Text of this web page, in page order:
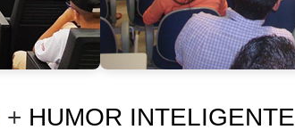
+ HUMOR INTELIGENTE